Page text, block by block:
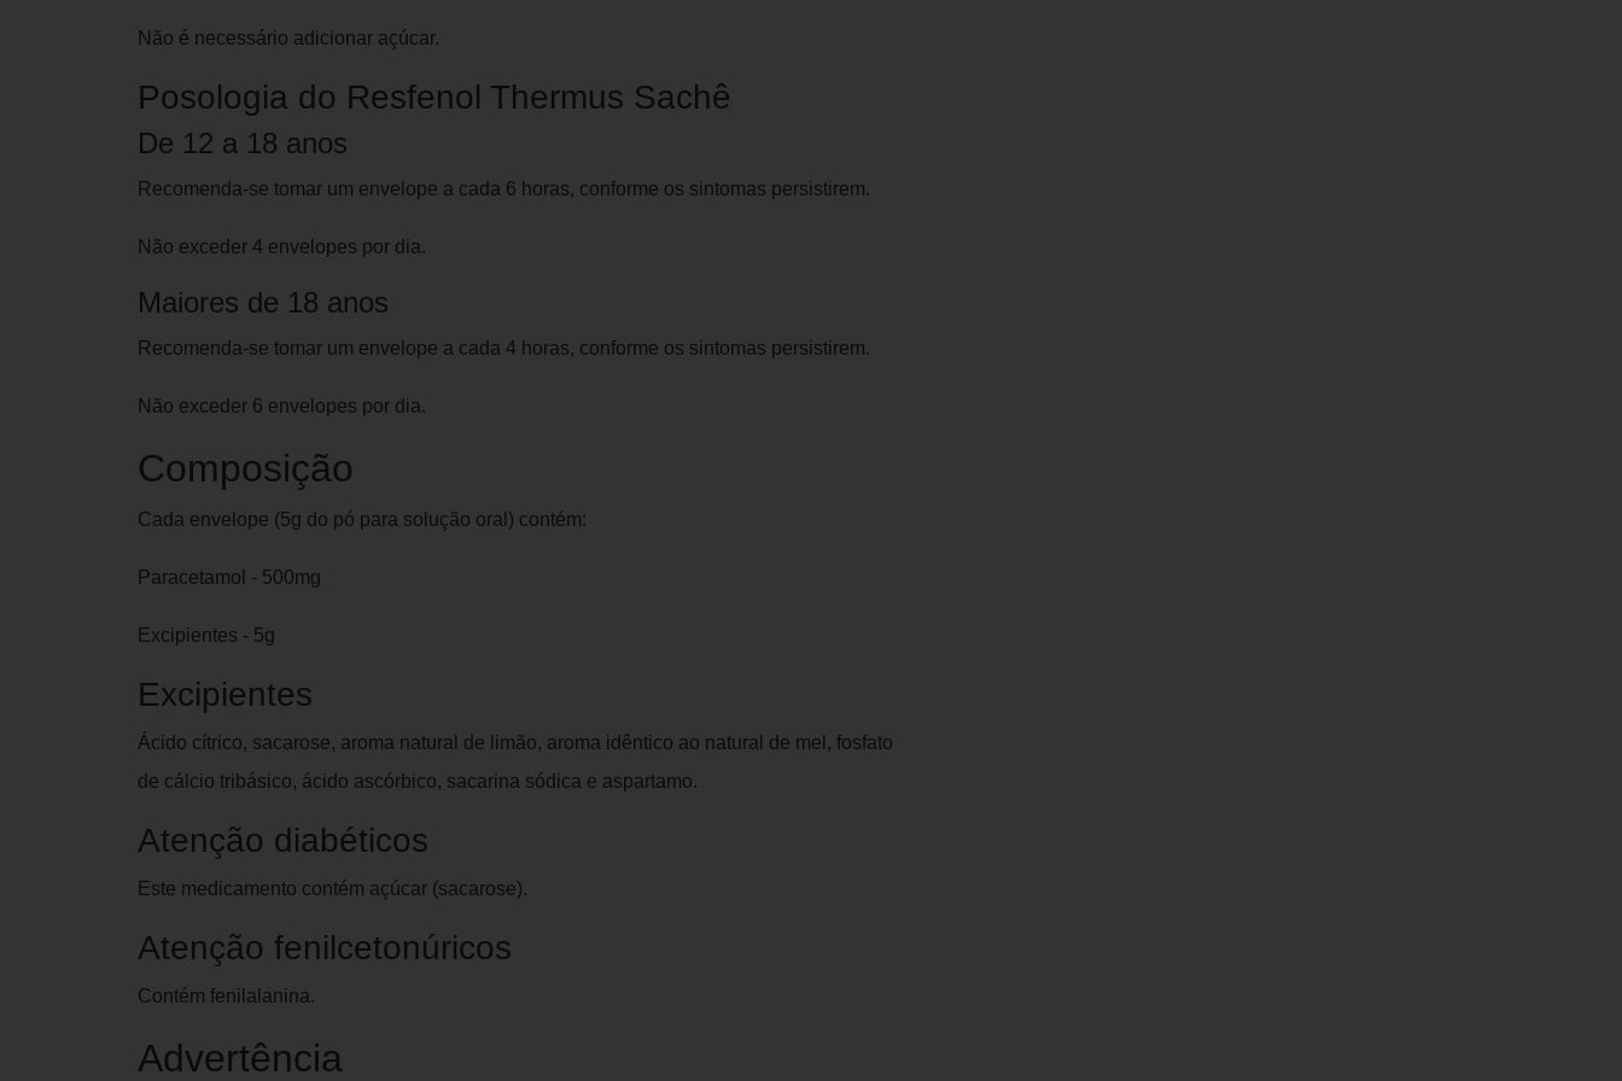
Não é necessário adicionar açúcar.
Posologia do Resfenol Thermus Sachê
De 12 a 18 anos
Recomenda-se tomar um envelope a cada 6 horas, conforme os sintomas persistirem.
Não exceder 4 envelopes por dia.
Maiores de 18 anos
Recomenda-se tomar um envelope a cada 4 horas, conforme os sintomas persistirem.
Não exceder 6 envelopes por dia.
Composição
Cada envelope (5g do pó para solução oral) contém:
Paracetamol - 500mg
Excipientes - 5g
Excipientes
Ácido cítrico, sacarose, aroma natural de limão, aroma idêntico ao natural de mel, fosfato
de cálcio tribásico, ácido ascórbico, sacarina sódica e aspartamo.
Atenção diabéticos
Este medicamento contém açúcar (sacarose).
Atenção fenilcetonúricos
Contém fenilalanina.
Advertência